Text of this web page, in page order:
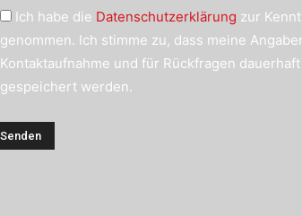
Ich habe die Datenschutzerklärung zur
genommen. Ich stimme zu, dass meine
Kontaktaufnahme und für Rückfragen dauerhaft
gespeichert werden.